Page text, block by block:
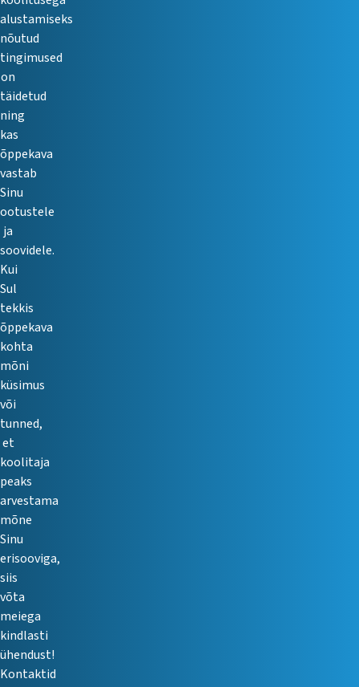
alustamiseks
nõutud
tingimused
on
täidetud
ning
kas
õppekava
vastab
Sinu
ootustele
ja
soovidele.
Kui
Sul
tekkis
õppekava
kohta
mõni
küsimus
või
tunned,
et
koolitaja
peaks
arvestama
mõne
Sinu
erisooviga,
siis
võta
meiega
kindlasti
ühendust!
Kontaktid